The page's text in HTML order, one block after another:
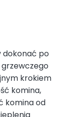
dokonać po
krokiem
komina,
komina od